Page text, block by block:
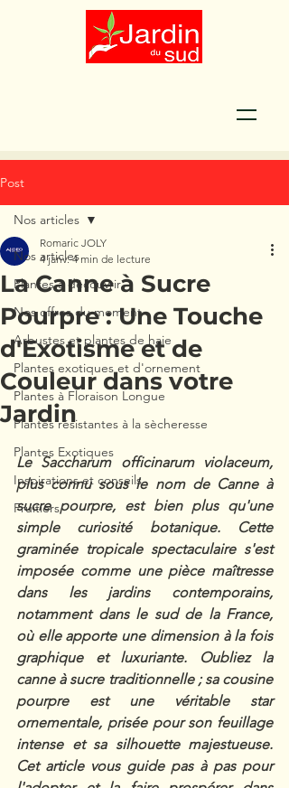
Post
Nos articles
Plantes à découvrir
Nos offres du moment
Arbustes et plantes de haie
Plantes exotiques et d'ornement
Plantes à Floraison Longue
Plantes résistantes à la sècheresse
Plantes Exotiques
Inspirations et conseils
Fruitiers
Nos articles
La Canne à Sucre
Pourpre : Une Touche
d'Exotisme et de
Couleur dans votre
Jardin
Romaric JOLY
4 janv. 4 min de lecture
Le Saccharum officinarum violaceum,
plus connu sous le nom de Canne à
sucre pourpre, est bien plus qu'une
simple curiosité botanique. Cette
graminée tropicale spectaculaire s'est
imposée comme une pièce maîtresse
dans les jardins contemporains,
notamment dans le sud de la France,
où elle apporte une dimension à la fois
graphique et luxuriante. Oubliez la
canne à sucre traditionnelle ; sa cousine
pourpre est une véritable star
ornementale, prisée pour son feuillage
intense et sa silhouette majestueuse.
Cet article vous guide pas à pas pour